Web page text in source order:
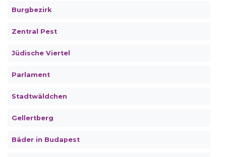
Burgbezirk
Zentral Pest
Jüdische Viertel
Parlament
Stadtwäldchen
Gellertberg
Bäder in Budapest